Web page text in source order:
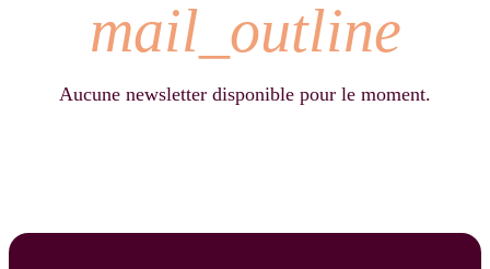
mail_outline
Aucune newsletter disponible pour le moment.